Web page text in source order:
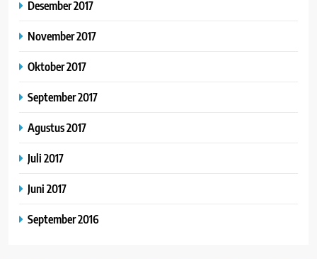
Desember 2017
November 2017
Oktober 2017
September 2017
Agustus 2017
Juli 2017
Juni 2017
September 2016